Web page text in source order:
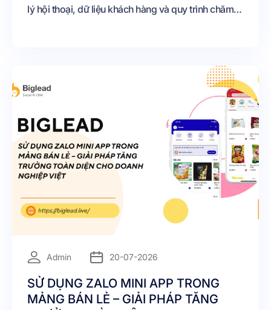
lý hội thoại, dữ liệu khách hàng và quy trình chăm
Admin 20-07-2026
SỬ DỤNG ZALO MINI APP TRONG
MẢNG BÁN LẺ – GIẢI PHÁP TĂNG